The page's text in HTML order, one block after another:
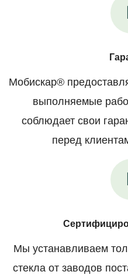
Мобискар®
выполняемые
соблюдает свои
перед
Мы устанавливаем
стекла от заводов